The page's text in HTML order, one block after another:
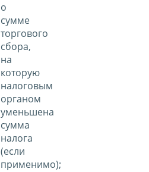
о
сумме
торгового
сбора,
на
которую
налоговым
органом
уменьшена
сумма
налога
(если
применимо);